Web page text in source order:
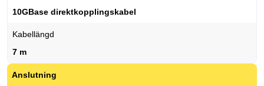
10GBase direktkopplingskabel
Kabellängd
7 m
Anslutning